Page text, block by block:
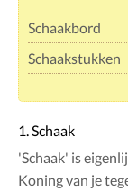
Schaakbord
Schaakstukken
1. Schaak
'Schaak' is
Koning van je